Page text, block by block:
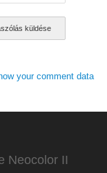
your comment data
Neocolor II